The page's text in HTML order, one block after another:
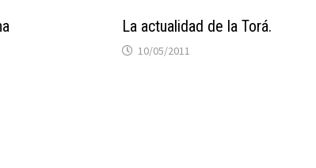
La actualidad de la Torá.
10/05/2011